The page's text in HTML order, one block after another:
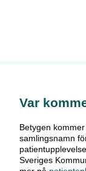
Var
Betygen
samlingsnamn
Sveriges